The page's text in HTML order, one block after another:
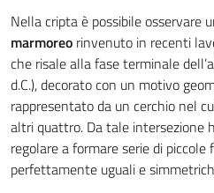
Nella cripta è possibile osservare
marmoreo rinvenuto in recenti
che risale alla fase terminale
d.C.), decorato con un motivo
rappresentato da un cerchio nel
altri quattro. Da tale intersezione
regolare a formare serie di
perfettamente uguali e